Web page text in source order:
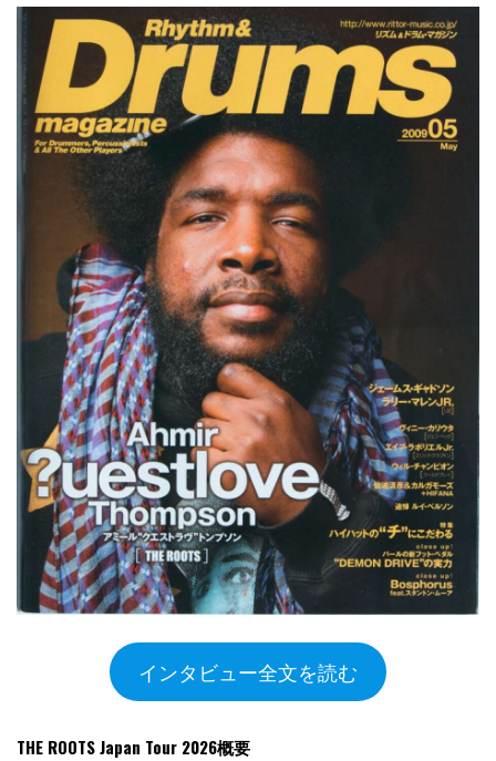
インタビュー全文を読む
THE ROOTS Japan Tour 2026概要